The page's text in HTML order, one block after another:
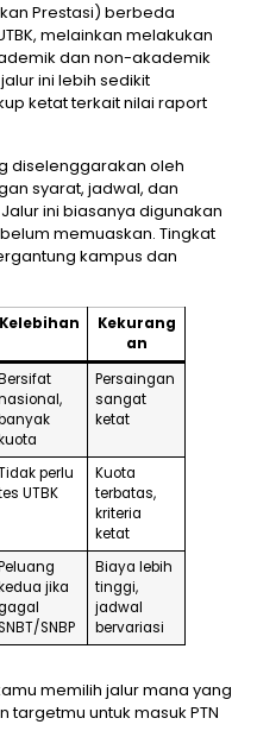
Prestasi) berbeda
melainkan melakukan
dan non-akademik
ini lebih sedikit
ketat terkait nilai raport
diselenggarakan oleh
syarat, jadwal, dan
ini biasanya digunakan
memuaskan. Tingkat
kampus dan
Kelebihan
Kekurang
an
Persaingan
sangat
ketat
perlu
UTBK
Kuota
terbatas,
kriteria
ketat
jika
SNBP
Biaya lebih
tinggi,
jadwal
bervariasi
memilih jalur mana yang
untuk masuk PTN